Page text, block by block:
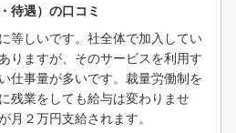
待遇）の口コミ
等しいです。社全体で加入してい
りますが、そのサービスを利用す
仕事量が多いです。裁量労働制を
残業をしても給与は変わりませ
月２万円支給されます。